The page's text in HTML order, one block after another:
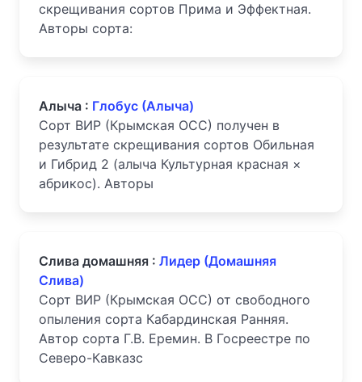
скрещивания сортов Прима и Эффектная.
Авторы сорта:
Алыча : Глобус (Алыча)
Сорт ВИР (Крымская ОСС) получен в
результате скрещивания сортов Обильная
и Гибрид 2 (алыча Культурная красная ×
абрикос). Авторы
Слива домашняя : Лидер (Домашняя
Слива)
Сорт ВИР (Крымская ОСС) от свободного
опыления сорта Кабардинская Ранняя.
Автор сорта Г.В. Еремин. В Госреестре по
Северо-Кавказс